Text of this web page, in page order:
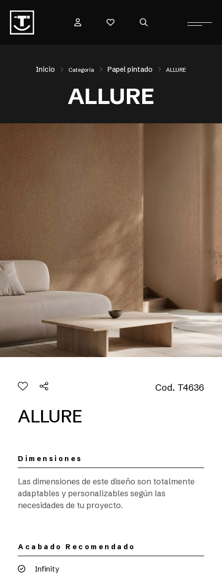
Inicio Categoría Papel pintado ALLURE
ALLURE
Cod. T4636
ALLURE
Dimensiones
Las dimensiones de este diseño son totalmente
adaptables y personalizables según las
necesidades de tu proyecto.
Acabado Recomendado
Infinity